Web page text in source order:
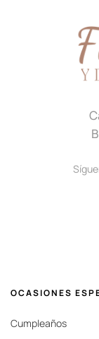
OCASIONES
Cumpleaños